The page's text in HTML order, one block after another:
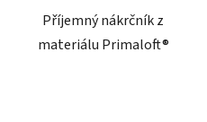
Příjemný nákrčník z
materiálu Primaloft®